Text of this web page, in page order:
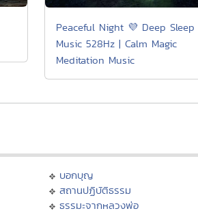
Peaceful Night 💜 Deep Sleep
Music 528Hz | Calm Magic
Meditation Music
บอกบุญ
สถานปฏิบัติธรรม
ธรรมะจากหลวงพ่อ